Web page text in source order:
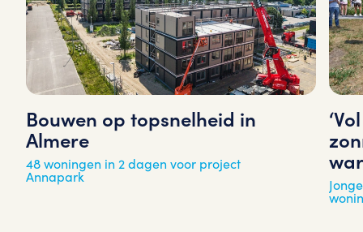
Bouwen op topsnelheid in
Almere
48 woningen in 2 dagen voor project
Annapark